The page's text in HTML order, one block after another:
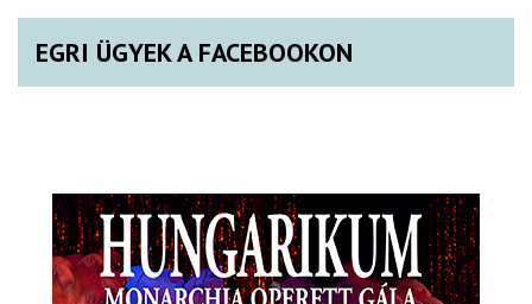
EGRI ÜGYEK A FACEBOOKON